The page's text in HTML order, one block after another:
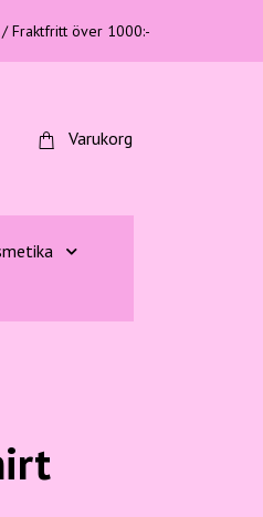
Fraktfritt över 1000:-
Varukorg